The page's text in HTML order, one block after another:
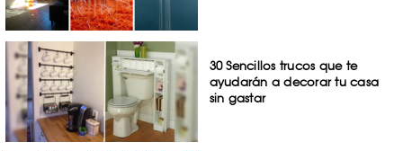
30 Sencillos trucos que te
ayudarán a decorar tu casa
sin gastar